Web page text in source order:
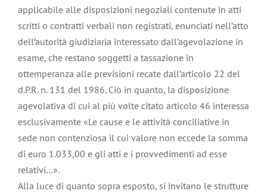
applicabile alle disposizioni negoziali contenute in atti
scritti o contratti verbali non registrati, enunciati nell’atto
dell’autorità giudiziaria interessato dall’agevolazione in
esame, che restano soggetti a tassazione in
ottemperanza alle previsioni recate dall’articolo 22 del
d.P.R. n. 131 del 1986. Ciò in quanto, la disposizione
agevolativa di cui al più volte citato articolo 46 interessa
esclusivamente «Le cause e le attività conciliative in
sede non contenziosa il cui valore non eccede la somma
di euro 1.033,00 e gli atti e i provvedimenti ad esse
relativi…».
Alla luce di quanto sopra esposto, si invitano le strutture